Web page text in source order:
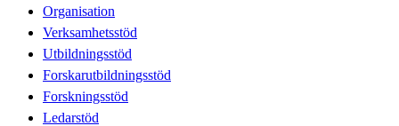
Organisation
Verksamhetsstöd
Utbildningsstöd
Forskarutbildningsstöd
Forskningsstöd
Ledarstöd